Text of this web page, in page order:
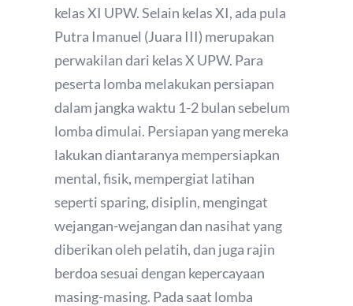
kelas XI UPW. Selain kelas XI, ada pula
Putra Imanuel (Juara III) merupakan
perwakilan dari kelas X UPW. Para
peserta lomba melakukan persiapan
dalam jangka waktu 1-2 bulan sebelum
lomba dimulai. Persiapan yang mereka
lakukan diantaranya mempersiapkan
mental, fisik, mempergiat latihan
seperti sparing, disiplin, mengingat
wejangan-wejangan dan nasihat yang
diberikan oleh pelatih, dan juga rajin
berdoa sesuai dengan kepercayaan
masing-masing. Pada saat lomba